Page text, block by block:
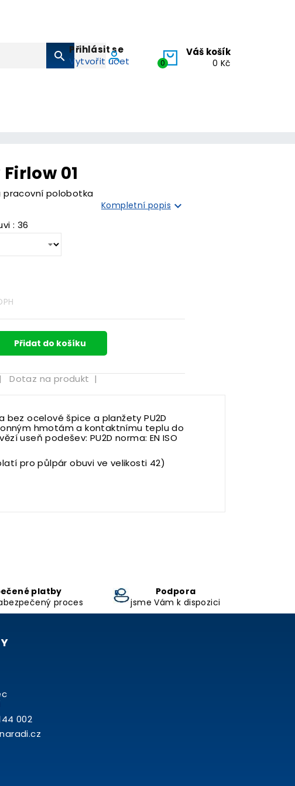
search Přihlásit se
Vytvořit účet
0
Váš košík
0 Kč
01
pracovní polobotka
Kompletní popis
: 36
Přidat do košíku
|Dotaz na produkt |
ocelové špice a planžety PU2D
hmotám a kontaktnímu teplu do
useň podešev: PU2D norma: EN ISO
pro půlpár obuvi ve velikosti 42)
platby
proces
Podpora
jsme Vám k dispozici
002